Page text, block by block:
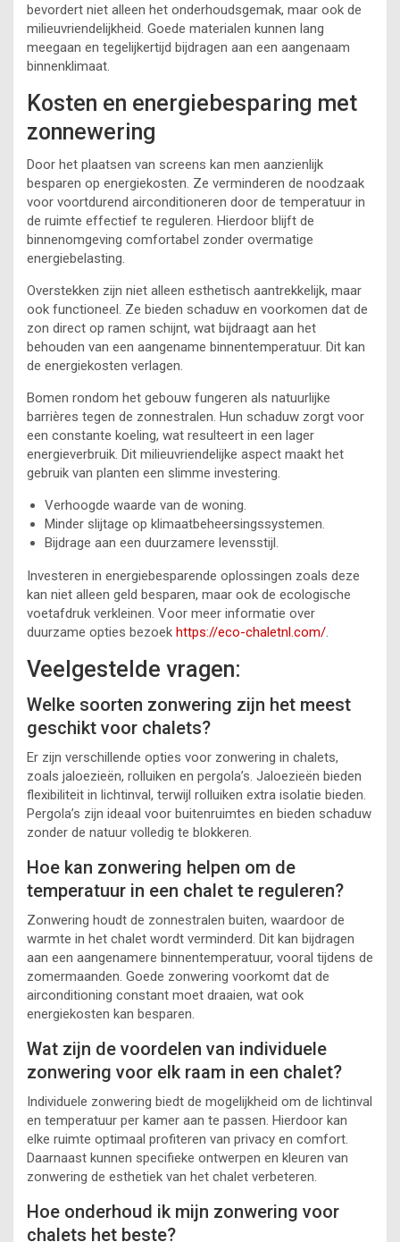
bevordert niet alleen het onderhoudsgemak, maar ook de
milieuvriendelijkheid. Goede materialen kunnen lang
meegaan en tegelijkertijd bijdragen aan een aangenaam
binnenklimaat.
Kosten en energiebesparing met
zonnewering
Door het plaatsen van screens kan men aanzienlijk
besparen op energiekosten. Ze verminderen de noodzaak
voor voortdurend airconditioneren door de temperatuur in
de ruimte effectief te reguleren. Hierdoor blijft de
binnenomgeving comfortabel zonder overmatige
energiebelasting.
Overstekken zijn niet alleen esthetisch aantrekkelijk, maar
ook functioneel. Ze bieden schaduw en voorkomen dat de
zon direct op ramen schijnt, wat bijdraagt aan het
behouden van een aangename binnentemperatuur. Dit kan
de energiekosten verlagen.
Bomen rondom het gebouw fungeren als natuurlijke
barrières tegen de zonnestralen. Hun schaduw zorgt voor
een constante koeling, wat resulteert in een lager
energieverbruik. Dit milieuvriendelijke aspect maakt het
gebruik van planten een slimme investering.
Verhoogde waarde van de woning.
Minder slijtage op klimaatbeheersingssystemen.
Bijdrage aan een duurzamere levensstijl.
Investeren in energiebesparende oplossingen zoals deze
kan niet alleen geld besparen, maar ook de ecologische
voetafdruk verkleinen. Voor meer informatie over
duurzame opties bezoek https://eco-chaletnl.com/.
Veelgestelde vragen:
Welke soorten zonwering zijn het meest
geschikt voor chalets?
Er zijn verschillende opties voor zonwering in chalets,
zoals jaloezieën, rolluiken en pergola’s. Jaloezieën bieden
flexibiliteit in lichtinval, terwijl rolluiken extra isolatie bieden.
Pergola’s zijn ideaal voor buitenruimtes en bieden schaduw
zonder de natuur volledig te blokkeren.
Hoe kan zonwering helpen om de
temperatuur in een chalet te reguleren?
Zonwering houdt de zonnestralen buiten, waardoor de
warmte in het chalet wordt verminderd. Dit kan bijdragen
aan een aangenamere binnentemperatuur, vooral tijdens de
zomermaanden. Goede zonwering voorkomt dat de
airconditioning constant moet draaien, wat ook
energiekosten kan besparen.
Wat zijn de voordelen van individuele
zonwering voor elk raam in een chalet?
Individuele zonwering biedt de mogelijkheid om de lichtinval
en temperatuur per kamer aan te passen. Hierdoor kan
elke ruimte optimaal profiteren van privacy en comfort.
Daarnaast kunnen specifieke ontwerpen en kleuren van
zonwering de esthetiek van het chalet verbeteren.
Hoe onderhoud ik mijn zonwering voor
chalets het beste?